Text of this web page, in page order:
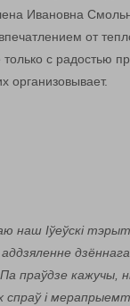
Ивановна
от
с радостью
организовывает.
наш Іўеўскі
праўдзе кажучы,
спраў і